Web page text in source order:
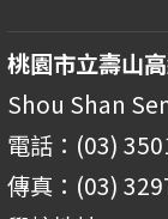
桃園市立壽山
Shou Shan
電話：(03)
傳真：(03)